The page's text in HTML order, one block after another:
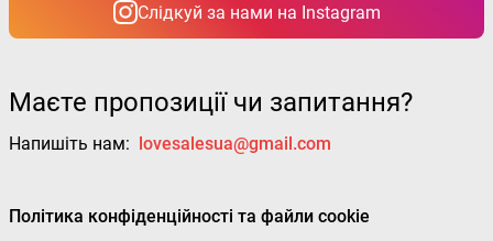
Слідкуй за нами на Instagram
Маєте пропозиції чи запитання?
Напишіть нам: lovesalesua@gmail.com
Політика конфіденційності та файли cookie